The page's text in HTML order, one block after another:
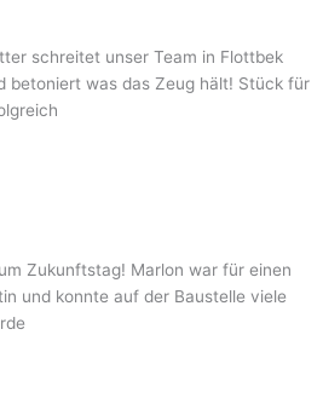
schreitet unser Team in Flottbek
betoniert was das Zeug hält! Stück für
Zukunftstag! Marlon war für einen
und konnte auf der Baustelle viele